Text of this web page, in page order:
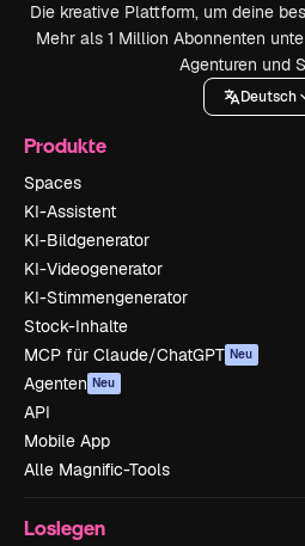
Die kreative Plattform, um deine
Mehr als 1 Million Abonnenten
Agenturen und
Deutsch
Produkte
Spaces
KI-Assistent
KI-Bildgenerator
KI-Videogenerator
KI-Stimmengenerator
Stock-Inhalte
MCP für Claude/ChatGPT Neu
Agenten Neu
API
Mobile App
Alle Magnific-Tools
Loslegen